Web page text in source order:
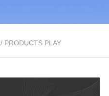
/ PRODUCTS PLAY